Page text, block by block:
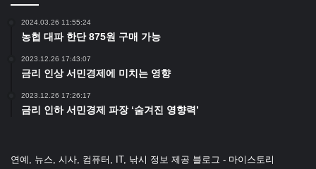
2024.03.26 11:55:24
농협 대파 한단 875원 구매 가능
2023.12.26 17:43:07
금리 인상 서민경제에 미치는 영향
2023.12.26 17:26:17
금리 인하 서민경제 파장 ‘숨겨진 영향력’
연예, 뉴스, 시사, 컴퓨터, IT, 낚시 정보 제공 블로그 - 마이스토리